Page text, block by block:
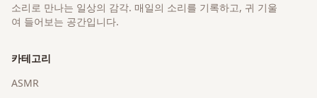
소리로 만나는 일상의 감각. 매일의 소리를 기록하고, 귀 기울
여 들어보는 공간입니다.
카테고리
ASMR